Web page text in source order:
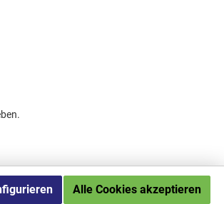
Alle Cookies akzeptieren